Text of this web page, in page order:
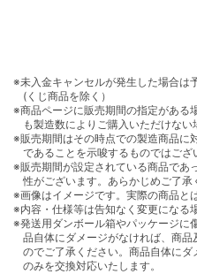
※未入金キャンセルが発生した場合は
(くじ商品を除く）
※商品ページに販売期間の指定がある
も製造数によりご購入いただけない
※販売期間はその時点での製造商品に
であることを示唆するものではござ
※販売期間が設定されている商品であ
性がございます。あらかじめご了承
※画像はイメージです。実際の商品と
※内容・仕様等は告知なく変更になる
※発送用ダンボール箱やパッケージに
品自体にダメージがなければ、商
のでご了承ください。商品自体に
のみを交換対応いたします。